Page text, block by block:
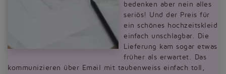
bedenken aber nein alles
seriös! Und der Preis für
ein schönes hochzeitskleid
einfach unschlagbar. Die
Lieferung kam sogar etwas
früher als erwartet. Das
kommunizieren über Email mit taubenweiss einfach toll,